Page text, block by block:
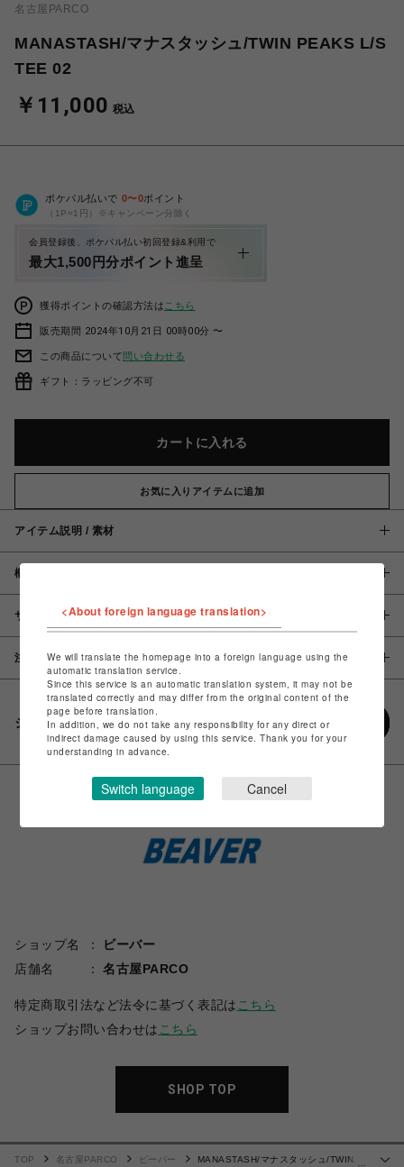
名古屋PARCO
MANASTASH/マナスタッシュ/TWIN PEAKS L/S
TEE 02
￥11,000 税込
ポケパル払いで 0〜0ポイント
（1P=1円）※キャンペーン分除く
会員登録後、ポケパル払い初回登録&利用で
最大1,500円分ポイント進呈
獲得ポイントの確認方法は こちら
販売期間 2024年10月21日 00時00分 〜
この商品について問い合わせる
ギフト：ラッピング不可
カートに入れる
お気に入りアイテムに追加
アイテム説明 / 素材
概要
サイズ
注意事項
シェアする
ショップ名
ビーバー
店舗名
名古屋PARCO
特定商取引法など法令に基づく表記は こちら
ショップお問い合わせは こちら
SHOP TOP
…
TOP 名古屋PARCO ビーバー
MANASTASH/マナスタッシュ/TWIN
<About foreign language translation>
We will translate the homepage into a foreign language using the
automatic translation service.
Since this service is an automatic translation system, it may not be
translated correctly and may differ from the original content of the
page before translation.
In addition, we do not take any responsibility for any direct or
indirect damage caused by using this service. Thank you for your
understanding in advance.
Switch language Cancel